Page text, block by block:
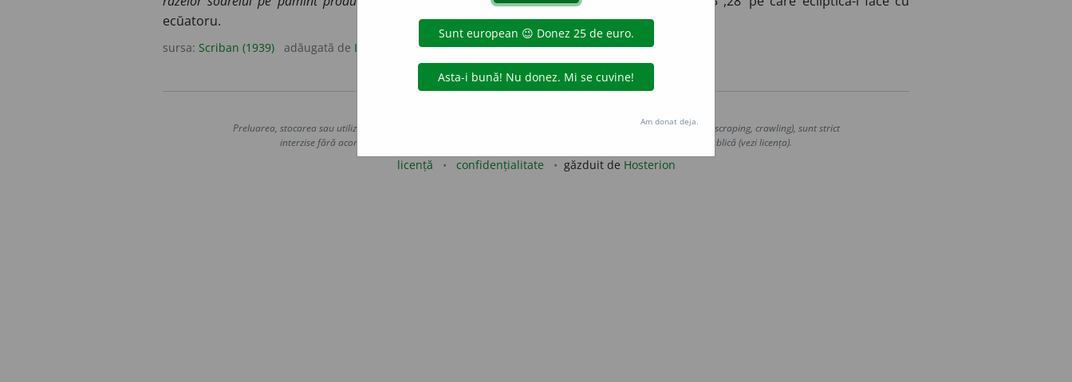
ecŭatoru.
sursa: Scriban (1939) adăugată de LauraGellner acțiuni
Preluarea, stocarea sau utilizarea datelor de pe acest site, inclusiv prin orice metode de extragere automată (web scraping, crawling), sunt strict
interzise fără acordul nostru prealabil scris, cu excepția seturilor de date oferite oficial spre utilizare publică (vezi licența).
licență confidențialitate găzduit de Hosterion
Am donat deja.